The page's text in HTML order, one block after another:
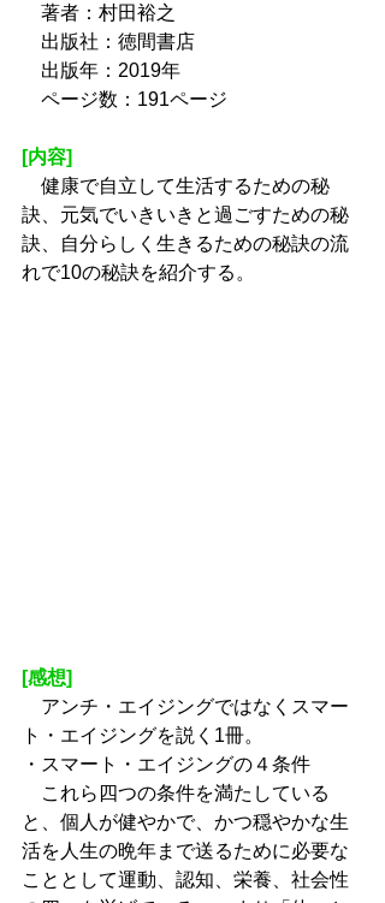
著者：村田裕之
出版社：徳間書店
出版年：2019年
ページ数：191ページ
[内容]
健康で自立して生活するための秘
訣、元気でいきいきと過ごすための秘
訣、自分らしく生きるための秘訣の流
れで10の秘訣を紹介する。
[感想]
アンチ・エイジングではなくスマー
ト・エイジングを説く1冊。
・スマート・エイジングの４条件
これら四つの条件を満たしている
と、個人が健やかで、かつ穏やかな生
活を人生の晩年まで送るために必要な
こととして運動、認知、栄養、社会性